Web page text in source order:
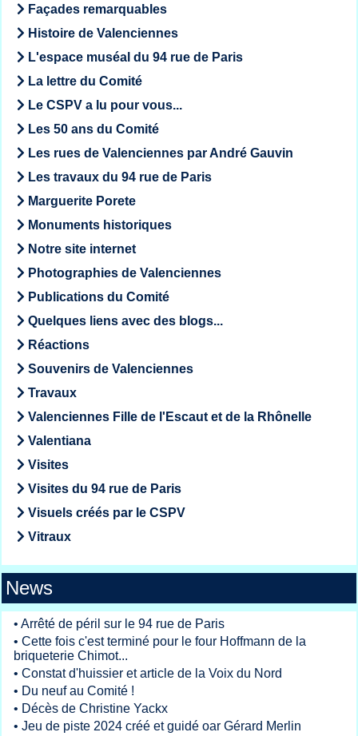
Façades remarquables
Histoire de Valenciennes
L'espace muséal du 94 rue de Paris
La lettre du Comité
Le CSPV a lu pour vous...
Les 50 ans du Comité
Les rues de Valenciennes par André Gauvin
Les travaux du 94 rue de Paris
Marguerite Porete
Monuments historiques
Notre site internet
Photographies de Valenciennes
Publications du Comité
Quelques liens avec des blogs...
Réactions
Souvenirs de Valenciennes
Travaux
Valenciennes Fille de l'Escaut et de la Rhônelle
Valentiana
Visites
Visites du 94 rue de Paris
Visuels créés par le CSPV
Vitraux
News
• Arrêté de péril sur le 94 rue de Paris
• Cette fois c'est terminé pour le four Hoffmann de la
briqueterie Chimot...
• Constat d'huissier et article de la Voix du Nord
• Du neuf au Comité !
• Décès de Christine Yackx
• Jeu de piste 2024 créé et guidé oar Gérard Merlin